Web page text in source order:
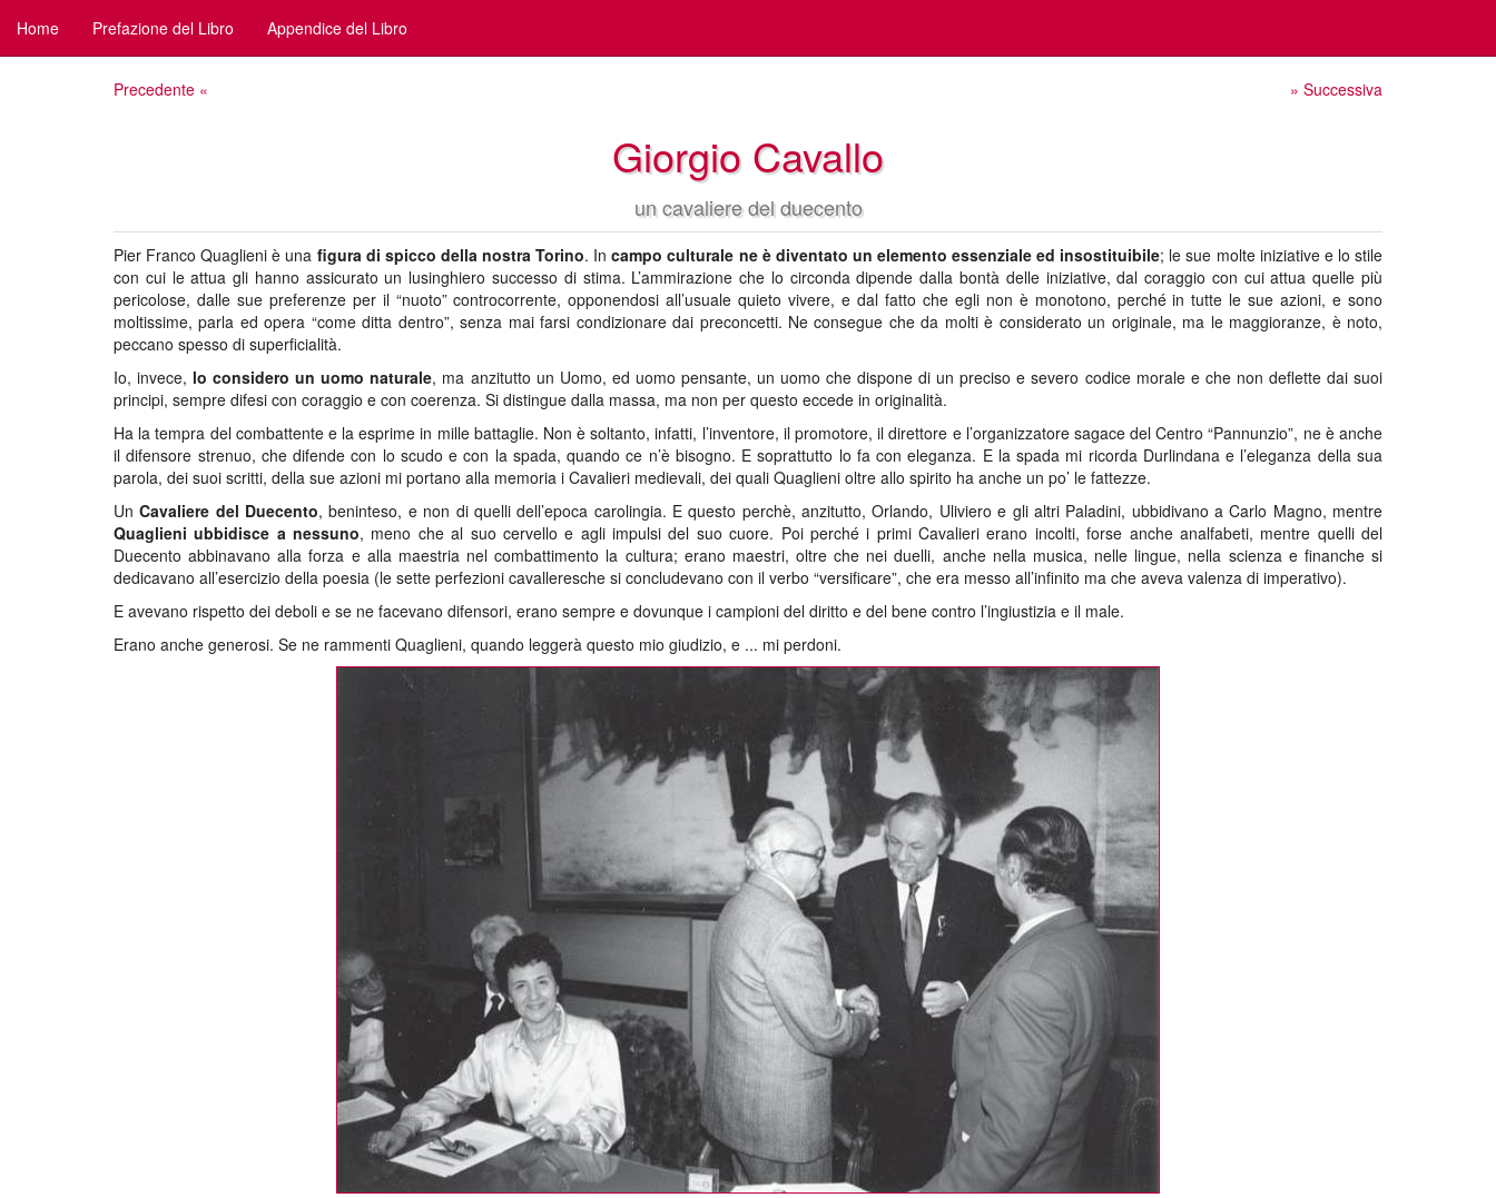
Home Prefazione del Libro Appendice del Libro
Precedente « » Successiva
Giorgio Cavallo
un cavaliere del duecento
Pier Franco Quaglieni è una figura di spicco della nostra Torino. Incampo culturale ne è diventato un elemento essenziale ed insostituibile; le sue molte iniziative e lo stile
con cui le attua gli hanno assicurato un lusinghiero successo di stima. L’ammirazione che lo circonda dipende dalla bontà delle iniziative, dal coraggio con cui attua quelle più
pericolose, dalle sue preferenze per il “nuoto” controcorrente, opponendosi all’usuale quieto vivere, e dal fatto che egli non è monotono, perché in tutte le sue azioni, e sono
moltissime, parla ed opera “come ditta dentro”, senza mai farsi condizionare dai preconcetti. Ne consegue che da molti è considerato un originale, ma le maggioranze, è noto,
peccano spesso di superficialità.
Io, invece, lo considero un uomo naturale, ma anzitutto un Uomo, ed uomo pensante, un uomo che dispone di un preciso e severo codice morale e che non deflette dai suoi
principi, sempre difesi con coraggio e con coerenza. Si distingue dalla massa, ma non per questo eccede in originalità.
Ha la tempra del combattente e la esprime in mille battaglie. Non è soltanto, infatti, l’inventore, il promotore, il direttore e l’organizzatore sagace del Centro “Pannunzio”, ne è anche
il difensore strenuo, che difende con lo scudo e con la spada, quando ce n’è bisogno. E soprattutto lo fa con eleganza. E la spada mi ricorda Durlindana e l’eleganza della sua
parola, dei suoi scritti, della sue azioni mi portano alla memoria i Cavalieri medievali, dei quali Quaglieni oltre allo spirito ha anche un po’ le fattezze.
UnCavaliere del Duecento, beninteso, e non di quelli dell’epoca carolingia. E questo perchè, anzitutto, Orlando, Uliviero e gli altri Paladini, ubbidivano a Carlo Magno, mentre
Quaglieni ubbidisce a nessuno, meno che al suo cervello e agli impulsi del suo cuore. Poi perché i primi Cavalieri erano incolti, forse anche analfabeti, mentre quelli del
Duecento abbinavano alla forza e alla maestria nel combattimento la cultura; erano maestri, oltre che nei duelli, anche nella musica, nelle lingue, nella scienza e finanche si
dedicavano all’esercizio della poesia (le sette perfezioni cavalleresche si concludevano con il verbo “versificare”, che era messo all’infinito ma che aveva valenza di imperativo).
E avevano rispetto dei deboli e se ne facevano difensori, erano sempre e dovunque i campioni del diritto e del bene contro l’ingiustizia e il male.
Erano anche generosi. Se ne rammenti Quaglieni, quando leggerà questo mio giudizio, e ... mi perdoni.